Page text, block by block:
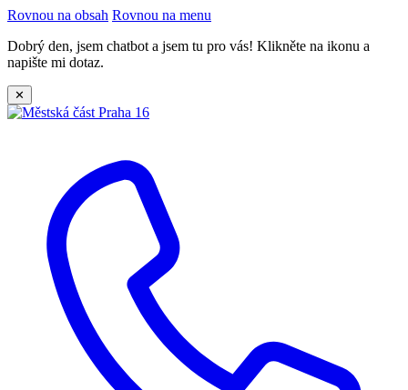
Rovnou na obsah Rovnou na menu
Dobrý den, jsem chatbot a jsem tu pro vás! Klikněte na ikonu a
napište mi dotaz.
✕